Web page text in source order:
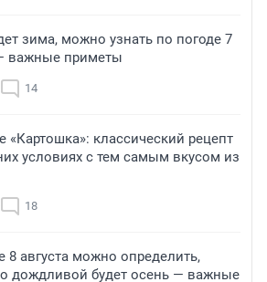
зима, можно узнать по погоде 7
важные приметы
14
«Картошка»: классический рецепт
условиях с тем самым вкусом из
18
8 августа можно определить,
дождливой будет осень — важные